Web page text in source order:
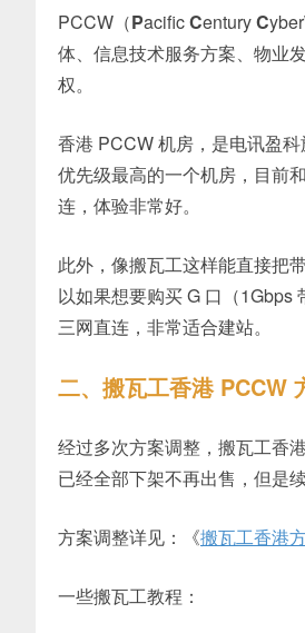
PCCW（PacificCenturyCyber
体、信息技术服务方案、物业
权。
香港 PCCW 机房，是电讯盈
优先级最高的一个机房，目前
连，体验非常好。
此外，像搬瓦工这样能直接把
以如果想要购买 G 口（1Gbps
三网直连，非常适合建站。
二、搬瓦工香港 PCCW
经过多次方案调整，搬瓦工香
已经全部下架不再出售，但是
方案调整详见：《搬瓦工香港
一些搬瓦工教程：